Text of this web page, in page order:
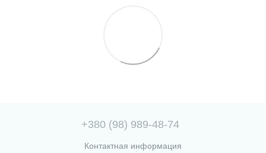
+380 (98) 989-48-74
Контактная информация